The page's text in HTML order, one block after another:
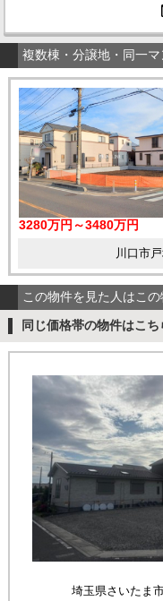
複数棟・分譲地・同一
3280万円～3480万円
川口市
この物件を見た人はこ
同じ価格帯の物件はこち
埼玉県さいたま